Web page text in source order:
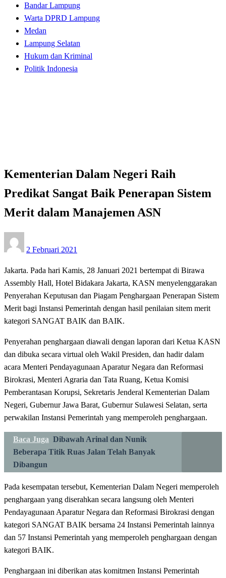
Bandar Lampung
Warta DPRD Lampung
Medan
Lampung Selatan
Hukum dan Kriminal
Politik Indonesia
Kementerian Dalam Negeri Raih
Predikat Sangat Baik Penerapan Sistem
Merit dalam Manajemen ASN
on
2 Februari 2021
Jakarta. Pada hari Kamis, 28 Januari 2021 bertempat di Birawa
Assembly Hall, Hotel Bidakara Jakarta, KASN menyelenggarakan
Penyerahan Keputusan dan Piagam Penghargaan Penerapan Sistem
Merit bagi Instansi Pemerintah dengan hasil penilaian sitem merit
kategori SANGAT BAIK dan BAIK.
Penyerahan penghargaan diawali dengan laporan dari Ketua KASN
dan dibuka secara virtual oleh Wakil Presiden, dan hadir dalam
acara Menteri Pendayagunaan Aparatur Negara dan Reformasi
Birokrasi, Menteri Agraria dan Tata Ruang, Ketua Komisi
Pemberantasan Korupsi, Sekretaris Jenderal Kementerian Dalam
Negeri, Gubernur Jawa Barat, Gubernur Sulawesi Selatan, serta
perwakilan Instansi Pemerintah yang memperoleh penghargaan.
Baca Juga Dibawah Arinal dan Nunik
Beberapa Titik Ruas Jalan Telah Banyak
Dibangun
Pada kesempatan tersebut, Kementerian Dalam Negeri memperoleh
penghargaan yang diserahkan secara langsung oleh Menteri
Pendayagunaan Aparatur Negara dan Reformasi Birokrasi dengan
kategori SANGAT BAIK bersama 24 Instansi Pemerintah lainnya
dan 57 Instansi Pemerintah yang memperoleh penghargaan dengan
kategori BAIK.
Penghargaan ini diberikan atas komitmen Instansi Pemerintah